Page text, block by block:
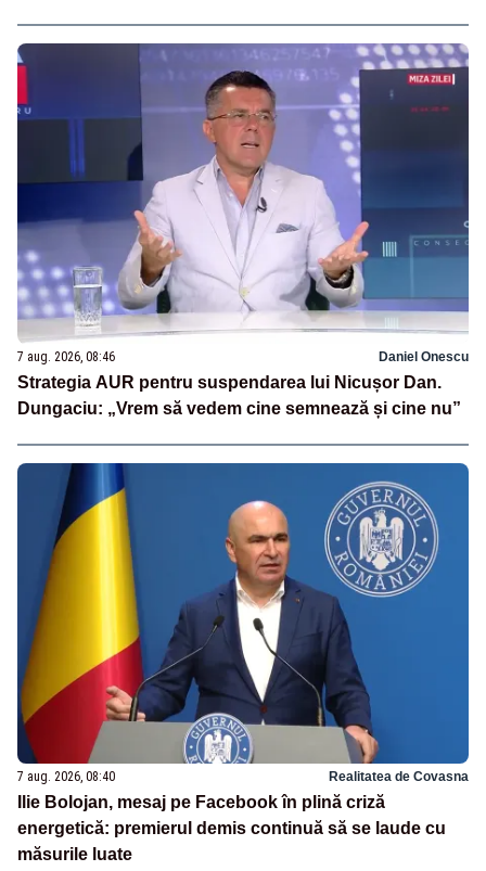
7 aug. 2026, 08:46 Daniel Onescu
Strategia AUR pentru suspendarea lui Nicușor Dan.
Dungaciu: „Vrem să vedem cine semnează și cine nu”
7 aug. 2026, 08:40 Realitatea de Covasna
Ilie Bolojan, mesaj pe Facebook în plină criză
energetică: premierul demis continuă să se laude cu
măsurile luate